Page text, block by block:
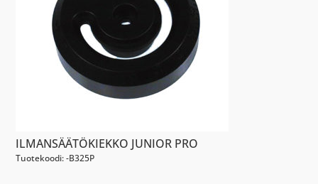
ILMANSÄÄTÖKIEKKO JUNIOR PRO
Tuotekoodi: -B325P